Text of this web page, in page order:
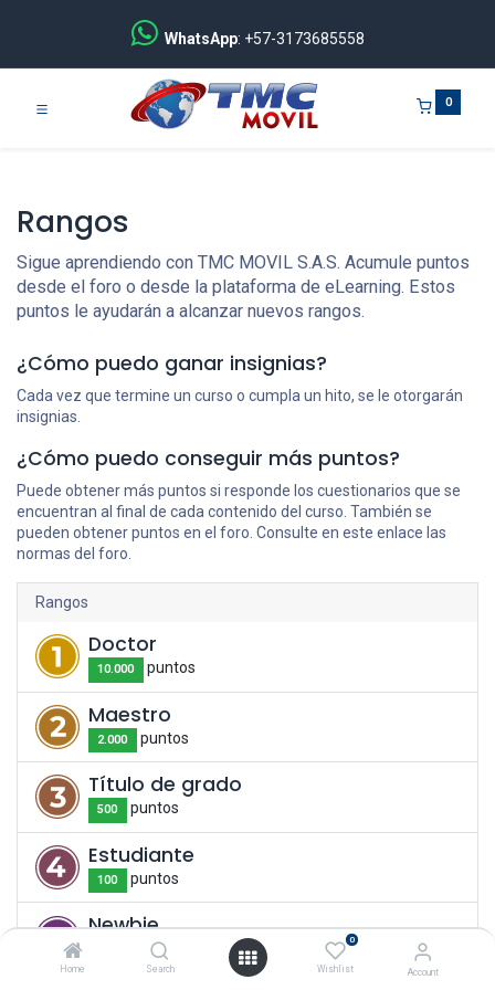
Home Search
0
Wishlist Account
WhatsApp: +57-3173685558
0
Rangos
Sigue aprendiendo con TMC MOVIL S.A.S. Acumule puntos
desde el foro o desde la plataforma de eLearning. Estos
puntos le ayudarán a alcanzar nuevos rangos.
¿Cómo puedo ganar insignias?
Cada vez que termine un curso o cumpla un hito, se le otorgarán
insignias.
¿Cómo puedo conseguir más puntos?
Puede obtener más puntos si responde los cuestionarios que se
encuentran al final de cada contenido del curso. También se
pueden obtener puntos en el foro. Consulte en este enlace las
normas del foro.
Rangos
Doctor
10.000 puntos
Maestro
2.000 puntos
Título de grado
500 puntos
Estudiante
100 puntos
Newbie
puntos